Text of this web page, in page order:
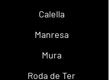
Calella
Manresa
Mura
Roda de Ter